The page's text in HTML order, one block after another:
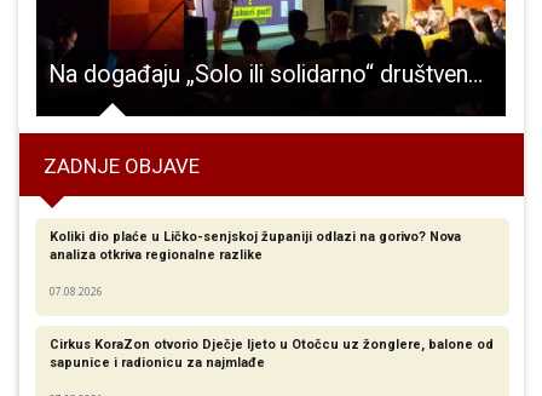
Na događaju „Solo ili solidarno“ društveno angažirani srednjoškolci iz Zagreba i Gospića predstavili su različite aktivnosti društvenog i humanitarnog djelovanja
ZADNJE OBJAVE
Koliki dio plaće u Ličko-senjskoj županiji odlazi na gorivo? Nova
analiza otkriva regionalne razlike​
07.08.2026
Cirkus KoraZon otvorio Dječje ljeto u Otočcu uz žonglere, balone od
sapunice i radionicu za najmlađe